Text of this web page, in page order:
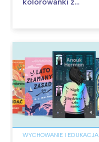
WYCHOWANIE I EDUKACJA